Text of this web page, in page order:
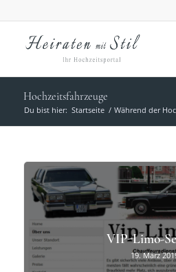
Hochzeitsfahrzeuge
Du bist hier: Startseite / Während der
VIP-Limo-
19. März